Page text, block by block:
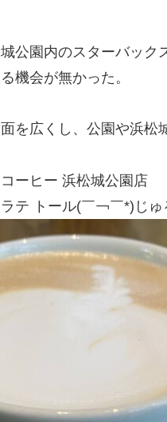
公園内のスターバック
機会が無かった。
を広くし、公園や浜松
ーヒー 浜松城公園店
テ トール(￣￢￣*)じゅ